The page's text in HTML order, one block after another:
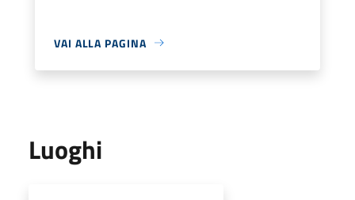
VAI ALLA PAGINA
Luoghi